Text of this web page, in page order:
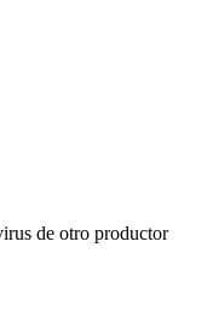
de otro productor